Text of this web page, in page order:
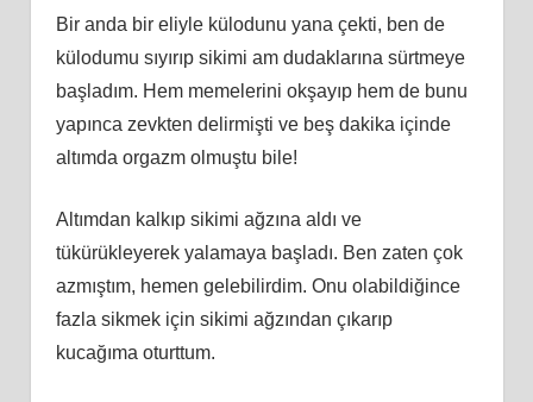
Bir anda bir eliyle külodunu yana çekti, ben de
külodumu sıyırıp sikimi am dudaklarına sürtmeye
başladım. Hem memelerini okşayıp hem de bunu
yapınca zevkten delirmişti ve beş dakika içinde
altımda orgazm olmuştu bile!
Altımdan kalkıp sikimi ağzına aldı ve
tükürükleyerek yalamaya başladı. Ben zaten çok
azmıştım, hemen gelebilirdim. Onu olabildiğince
fazla sikmek için sikimi ağzından çıkarıp
kucağıma oturttum.